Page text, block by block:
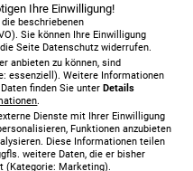
Ihre Einwilligung!
beschriebenen
Sie können Ihre Einwilligung
Seite Datenschutz widerrufen.
anbieten zu können, sind
essenziell). Weitere Informationen
finden Sie unterDetails
.
Dienste mit Ihrer Einwilligung
Funktionen anzubieten
Diese Informationen teilen
weitere Daten, die er bisher
(Kategorie: Marketing).